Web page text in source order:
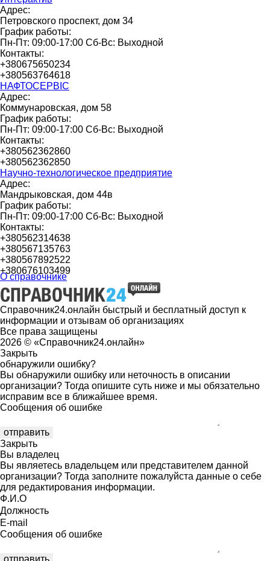
Адрес:
Петровского проспект, дом 34
График работы:
Пн-Пт: 09:00-17:00 Сб-Вс: Выходной
Контакты:
+380675650234
+380563764618
НАФТОСЕРВІС
Адрес:
Коммунаровская, дом 58
График работы:
Пн-Пт: 09:00-17:00 Сб-Вс: Выходной
Контакты:
+380562362860
+380562362850
Научно-технологическое предприятие
Адрес:
Мандрыковская, дом 44в
График работы:
Пн-Пт: 09:00-17:00 Сб-Вс: Выходной
Контакты:
+380562314638
+380567135763
+380567892522
+380676103499
О справочнике
Справочник24.онлайн быстрый и бесплатный доступ к
информации и отзывам об организациях
Все права защищены
2026 © «Справочник24.онлайн»
Закрыть
обнаружили ошибку?
Вы обнаружили ошибку или неточность в описании
организации? Тогда опишите суть ниже и мы обязательно
исправим все в ближайшее время.
Сообщения об ошибке
Закрыть
Вы владелец
Вы являетесь владельцем или представителем данной
организации? Тогда заполните пожалуйста данные о себе
для редактирования информации.
Ф.И.О
Должность
E-mail
Сообщения об ошибке